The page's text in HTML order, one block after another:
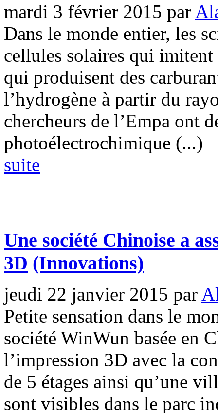
mardi 3 février 2015 par
Dans le monde entier, les
cellules solaires qui imitent
qui produisent des
l’hydrogène à partir du
chercheurs de l’Empa ont
photoélectrochimique (...)
suite
Une société Chinoise a
3D (Innovations)
jeudi 22 janvier 2015 par
Petite sensation dans le
société WinWun basée en
l’impression 3D avec la
de 5 étages ainsi qu’une
sont visibles dans le parc